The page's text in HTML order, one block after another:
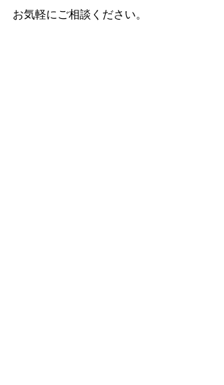
お気軽にご相談ください。